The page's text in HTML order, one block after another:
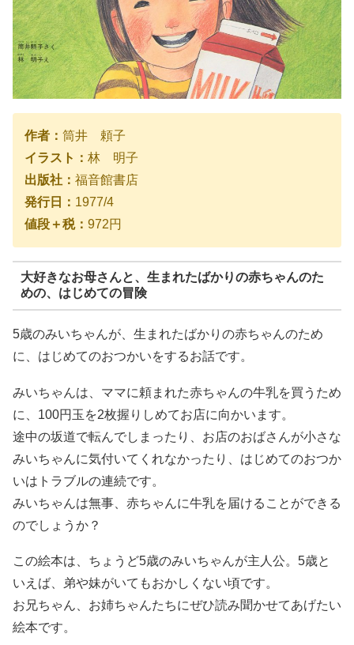
作者： 筒井 頼子
イラスト： 林 明子
出版社： 福音館書店
発行日： 1977/4
値段＋税： 972円
大好きなお母さんと、生まれたばかりの赤ちゃんのた
めの、はじめての冒険
5歳のみいちゃんが、生まれたばかりの赤ちゃんのため
に、はじめてのおつかいをするお話です。
みいちゃんは、ママに頼まれた赤ちゃんの牛乳を買うため
に、100円玉を2枚握りしめてお店に向かいます。
途中の坂道で転んでしまったり、お店のおばさんが小さな
みいちゃんに気付いてくれなかったり、はじめてのおつか
いはトラブルの連続です。
みいちゃんは無事、赤ちゃんに牛乳を届けることができる
のでしょうか？
この絵本は、ちょうど5歳のみいちゃんが主人公。5歳と
いえば、弟や妹がいてもおかしくない頃です。
お兄ちゃん、お姉ちゃんたちにぜひ読み聞かせてあげたい
絵本です。